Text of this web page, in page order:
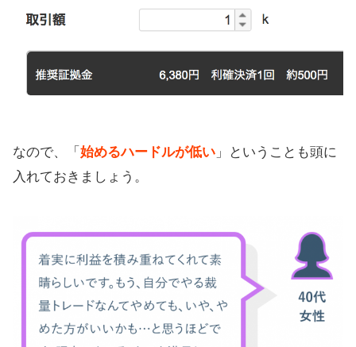
なので、「 始めるハードルが低い 」ということも頭に
入れておきましょう。